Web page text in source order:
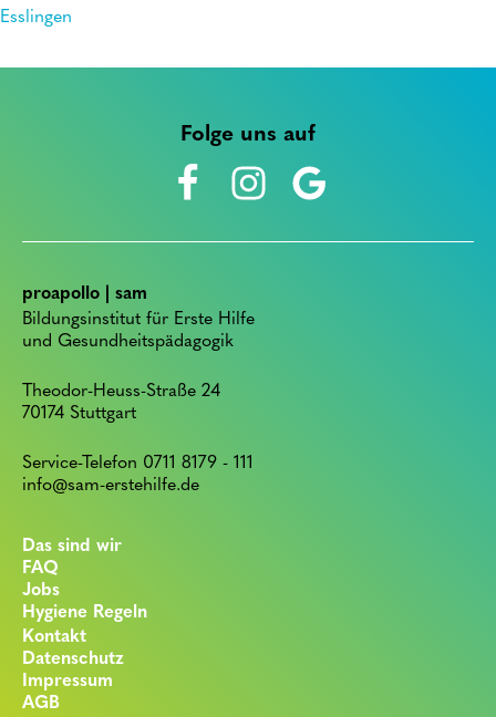
quantity
Esslingen
Folge uns auf
proapollo | sam
Bildungsinstitut für Erste Hilfe
und Gesundheitspädagogik
Theodor-Heuss-Straße 24
70174 Stuttgart
Service-Telefon 0711 8179 - 111
info@sam-erstehilfe.de
Das sind wir
FAQ
Jobs
Hygiene Regeln
Kontakt
Datenschutz
Impressum
AGB